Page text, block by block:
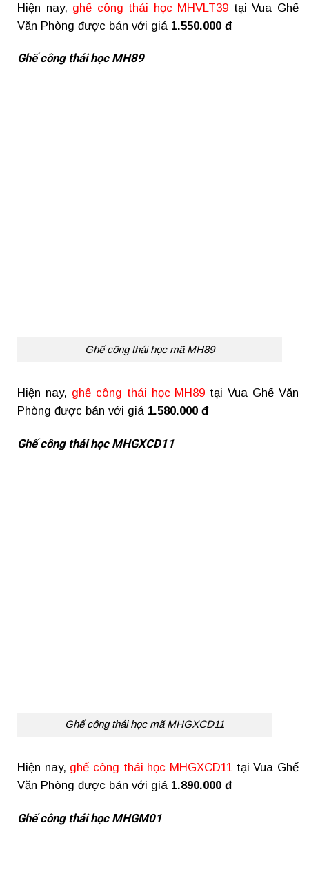
Hiện nay, ghế công thái học MHVLT39 tại Vua Ghế
Văn Phòng được bán với giá 1.550.000 đ
Ghế công thái học MH89
Ghế công thái học mã MH89
Hiện nay, ghế công thái học MH89 tại Vua Ghế Văn
Phòng được bán với giá 1.580.000 đ
Ghế công thái học MHGXCD11
Ghế công thái học mã MHGXCD11
Hiện nay, ghế công thái học MHGXCD11 tại Vua Ghế
Văn Phòng được bán với giá 1.890.000 đ
Ghế công thái học MHGM01